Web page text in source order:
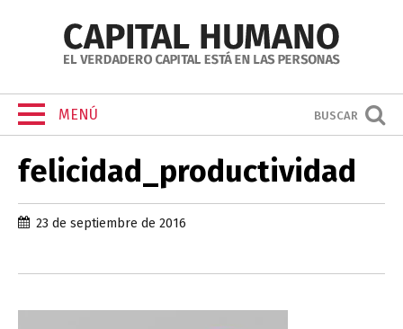
MENÚ BUSCAR
felicidad_productividad
23 de septiembre de 2016